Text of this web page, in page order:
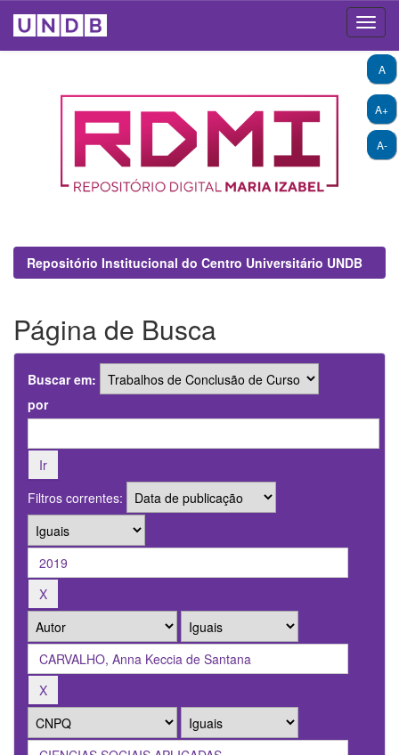
A+
A-
A
Repositório Institucional do Centro Universitário UNDB
Página de Busca
Buscar em:
por
Filtros correntes: